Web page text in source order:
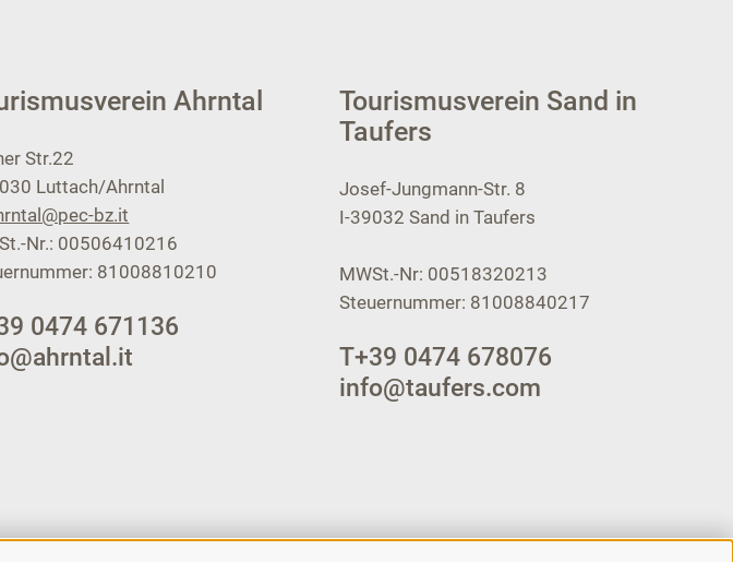
Ahrntal
Str.22
Luttach/Ahrntal
bz.it
Nr.: 00506410216
81008810210
0474 671136
Tourismusverein Sand in
Taufers
Josef-Jungmann-Str. 8
I-39032 Sand in Taufers
MWSt.-Nr: 00518320213
Steuernummer: 81008840217
T+39 0474 678076
info@taufers.com